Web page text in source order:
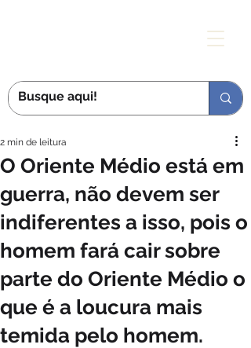
O Oriente Médio está em
guerra, não devem ser
indiferentes a isso, pois o
homem fará cair sobre
parte do Oriente Médio o
que é a loucura mais
temida pelo homem.
2 min de leitura